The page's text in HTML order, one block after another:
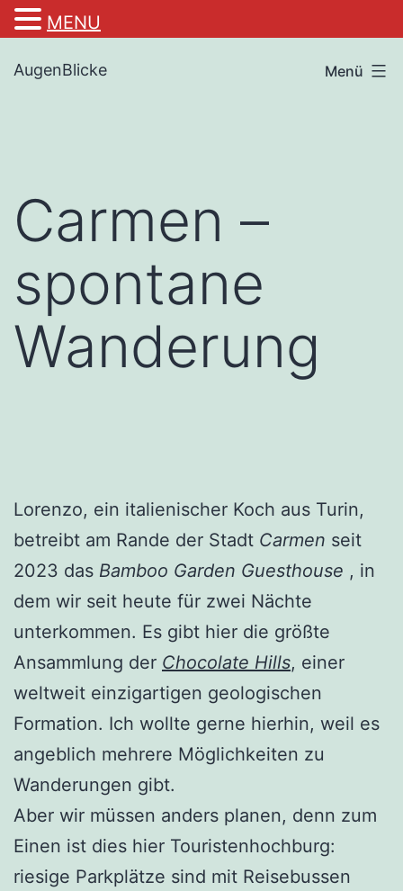
Inhalt
AugenBlicke Menü
Carmen –
spontane
Wanderung
Lorenzo, ein italienischer Koch aus Turin,
betreibt am Rande der Stadt Carmen seit
2023 das Bamboo Garden Guesthouse , in
dem wir seit heute für zwei Nächte
unterkommen. Es gibt hier die größte
Ansammlung der Chocolate Hills, einer
weltweit einzigartigen geologischen
Formation. Ich wollte gerne hierhin, weil es
angeblich mehrere Möglichkeiten zu
Wanderungen gibt.
Aber wir müssen anders planen, denn zum
Einen ist dies hier Touristenhochburg:
riesige Parkplätze sind mit Reisebussen
MENU